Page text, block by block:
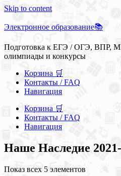
Skip to content
Электронное образование📚
Подготовка к ЕГЭ / ОГЭ, ВПР,
олимпиады и конкурсы
Корзина 🛒
Контакты / FAQ
Навигация
Корзина 🛒
Контакты / FAQ
Навигация
Наше Наследие
Показ всех 5 элементов